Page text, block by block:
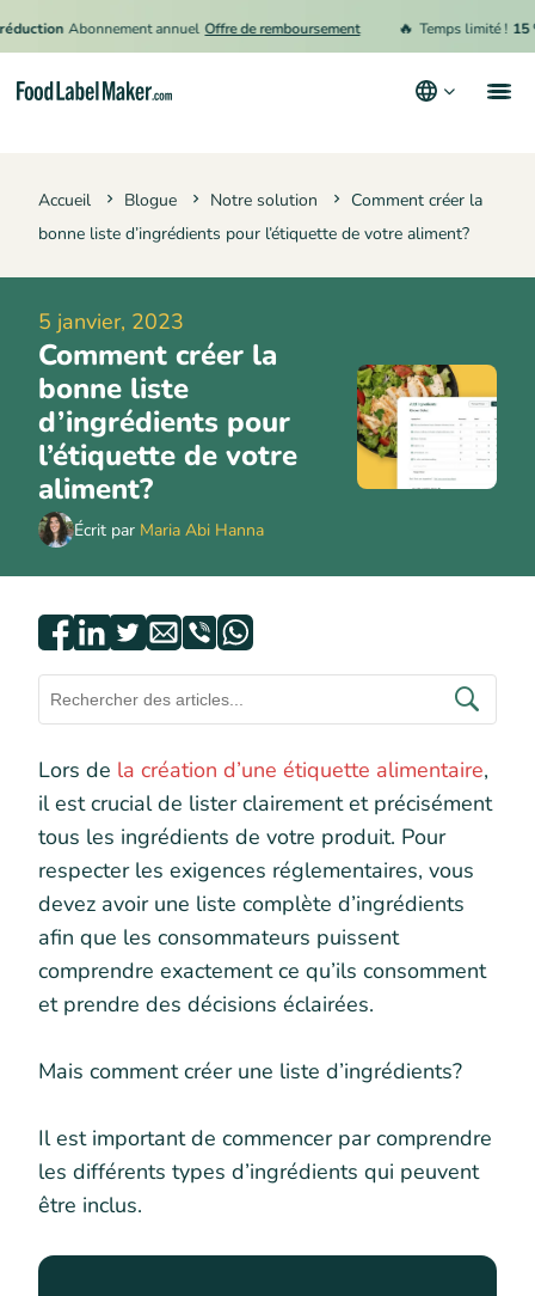
Abonnement annuel Offre de remboursement Temps limité ! 15 %
Accueil Blogue Notre solution
Comment créer la
bonne liste d’ingrédients pour l’étiquette de votre aliment?
5 janvier, 2023
Comment créer la
bonne liste
d’ingrédients pour
l’étiquette de votre
aliment?
Écrit par Maria Abi Hanna
Lors de la création d’une étiquette alimentaire,
il est crucial de lister clairement et précisément
tous les ingrédients de votre produit. Pour
respecter les exigences réglementaires, vous
devez avoir une liste complète d’ingrédients
afin que les consommateurs puissent
comprendre exactement ce qu’ils consomment
et prendre des décisions éclairées.
Mais comment créer une liste d’ingrédients?
Il est important de commencer par comprendre
les différents types d’ingrédients qui peuvent
être inclus.
Engager un expert
Ressources
Conditions générales d’utilisation
Politique de confidentialité